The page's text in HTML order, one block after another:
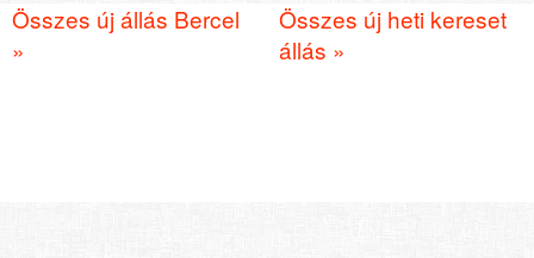
Összes új állás Bercel
»
Összes új heti kereset
állás »